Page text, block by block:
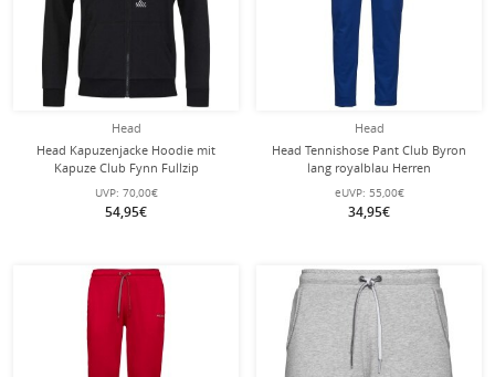
Head
Head Kapuzenjacke Hoodie mit
Kapuze Club Fynn Fullzip
schwarz/weiss Herren
UVP: 70,00€
54,95€
Head
Head Tennishose Pant Club Byron
lang royalblau Herren
eUVP: 55,00€
34,95€